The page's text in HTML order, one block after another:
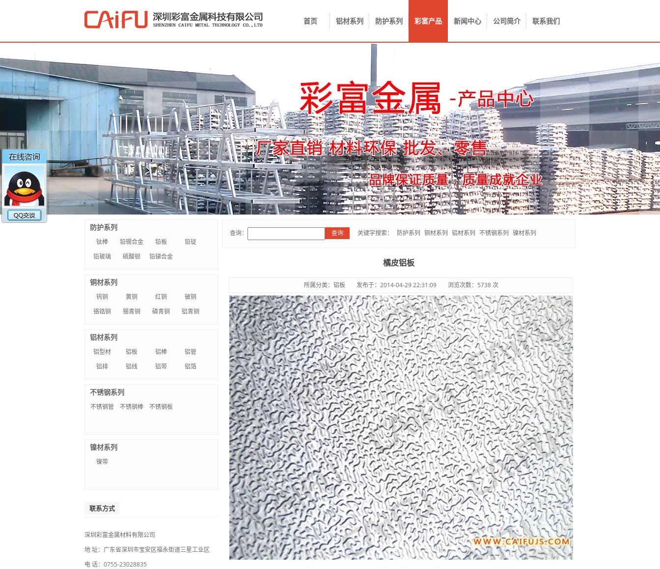
首页 铝材系列 防护系列 彩富产品 新闻中心 公司简介 联系我们
防护系列
钛棒 铅锡合金 铅板
铅锭
铅玻璃
硫酸钡 铅锑合金
铜材系列
钨铜 黄铜 红铜
铍铜
铬锆铜
锡青铜 磷青铜 铝青铜
铝材系列
铝型材 铝板 铝棒
铝管
铝排
铝线 铝带 铝箔
不锈钢系列
不锈钢管 不锈钢棒 不锈钢板
镍材系列
镍带
联系方式
深圳彩富金属材料有限公司
地 址：广东省深圳市宝安区福永街道三星工业区
电 话：0755-23028835
查询： 关键字搜索： 防护系列 铜材系列 铝材系列 不锈钢系列 镍材系列
橘皮铝板
所属分类：铝板 发布于：2014-04-29 22:31:09 浏览次数：5738 次